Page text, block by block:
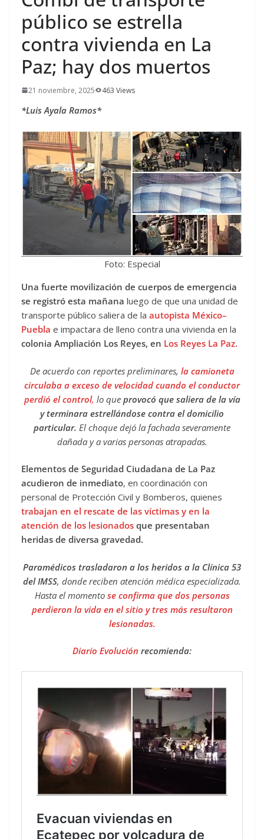
público se estrella
contra vivienda en La
Paz; hay dos muertos
21 noviembre, 2025 463 Views
*Luis Ayala Ramos*
Foto: Especial
Una fuerte movilización de cuerpos de emergencia
se registró esta mañana luego de que una unidad de
transporte público saliera de la autopista México–
Puebla e impactara de lleno contra una vivienda en la
colonia Ampliación Los Reyes, en Los Reyes La Paz.
De acuerdo con reportes preliminares, la camioneta
circulaba a exceso de velocidad cuando el conductor
perdió el control, lo queprovocó que saliera de la vía
y terminara estrellándose contra el domicilio
particular. El choque dejó la fachada severamente
dañada y a varias personas atrapadas.
Elementos de Seguridad Ciudadana de La Paz
acudieron de inmediato, en coordinación con
personal de Protección Civil y Bomberos, quienes
trabajan en el rescate de las víctimas y en la
atención de los lesionados que presentaban
heridas de diversa gravedad.
Paramédicos trasladaron a los heridos a la Clínica 53
del IMSS, donde reciben atención médica especializada.
Hasta el momento se confirma que dos personas
perdieron la vida en el sitio y tres más resultaron
lesionadas.
Diario Evolución recomienda: